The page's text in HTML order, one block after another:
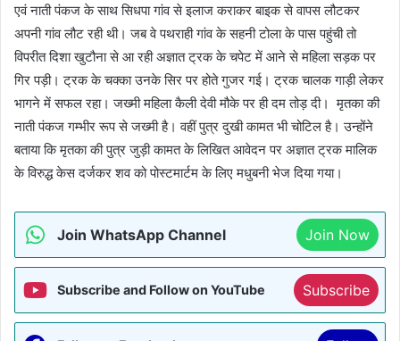
एवं नाती पंकज के साथ सिधपा गांव से इलाज कराकर बाइक से वापस लौटकर
अपनी गांव लौट रही थी। जब वे पथराही गांव के सहनी टोला के पास पहुंची तो
विपरीत दिशा खुटौना से आ रही अज्ञात ट्रक के चपेट में आने से महिला सड़क पर
गिर पड़ी। ट्रक के चक्का उनके सिर पर होते गुजर गई। ट्रक चालक गाड़ी लेकर
भागने में सफल रहा। जख्मी महिला कैली देवी मौके पर ही दम तोड़ दी। मृतका की
नाती पंकज गम्भीर रूप से जख्मी है। वहीं पुत्र दुखी कामत भी चोटिल है। उन्होंने
बताया कि मृतका की पुत्र जुड़ी कामत के लिखित आवेदन पर अज्ञात ट्रक मालिक
के विरुद्ध केस दर्जकर शव को पोस्टमार्टम के लिए मधुबनी भेज दिया गया।
Join WhatsApp Channel Join Now
Subscribe and Follow on YouTube Subscribe